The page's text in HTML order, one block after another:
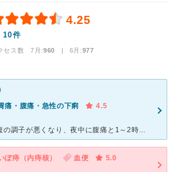
4.25
10件
セス数 7月:960 | 6月:977
痛・腹痛・急性の下痢
4.5
昨年の4月頃からお腹の調子が悪くなり、夜中に腹痛と1～2時間闘ったのち、嘔吐と下痢をするということが定期的にありました。 初めは違う病院で検査をしたのですが、S状結腸の部分がカメラが通らないので
ぼ痔（内痔核） 血便
5.0